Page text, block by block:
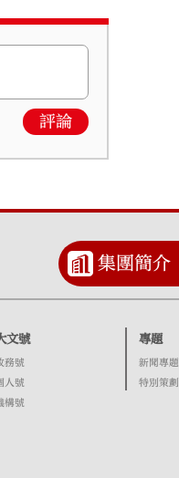
評論
集團簡介
文號
務號
人號
構號
專題
新聞專題
特別策劃